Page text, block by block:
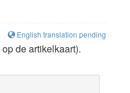
English translation pending
op de artikelkaart).